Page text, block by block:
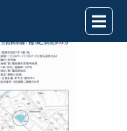
2022年03月18日